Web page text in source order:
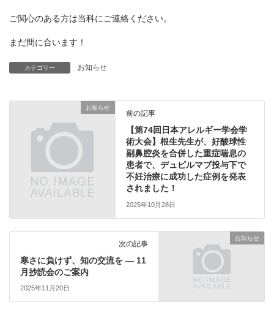
ご関心のある方は当科にご連絡ください。
まだ間に合います！
カテゴリー お知らせ
お知らせ
前の記事
【第74回日本アレルギー学会学
術大会】根生先生が、好酸球性
副鼻腔炎を合併した重症喘息の
患者で、デュピルマブ投与下で
不妊治療に成功した症例を発表
されました！
2025年10月28日
お知らせ
次の記事
寒さに負けず、知の交流を ― 11
月抄読会のご案内
2025年11月20日